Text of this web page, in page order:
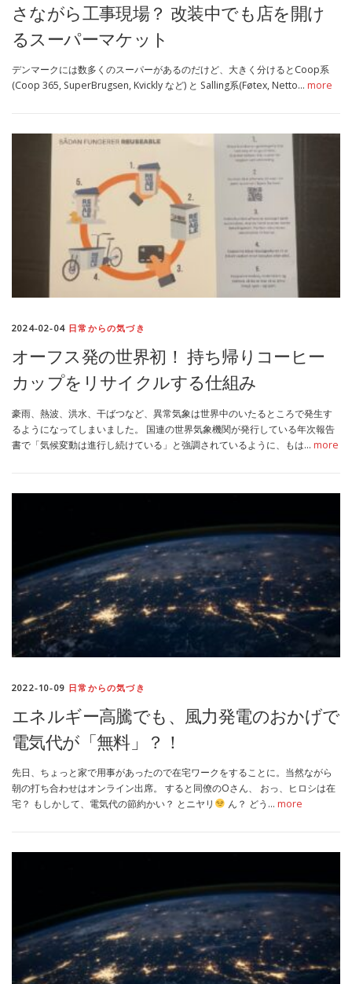
さながら工事現場？ 改装中でも店を開け
るスーパーマケット
デンマークには数多くのスーパーがあるのだけど、大きく分けるとCoop系
(Coop 365, SuperBrugsen, Kvickly など) と Salling系(Føtex, Netto… more
2024-02-04 日常からの気づき
オーフス発の世界初！ 持ち帰りコーヒー
カップをリサイクルする仕組み
豪雨、熱波、洪水、干ばつなど、異常気象は世界中のいたるところで発生す
るようになってしまいました。 国連の世界気象機関が発行している年次報告
書で「気候変動は進行し続けている」と強調されているように、もは… more
2022-10-09 日常からの気づき
エネルギー高騰でも、風力発電のおかげで
電気代が「無料」？！
先日、ちょっと家で用事があったので在宅ワークをすることに。当然ながら
朝の打ち合わせはオンライン出席。 すると同僚のOさん、 おっ、ヒロシは在
宅？ もしかして、電気代の節約かい？ とニヤリ
ん？ どう… more